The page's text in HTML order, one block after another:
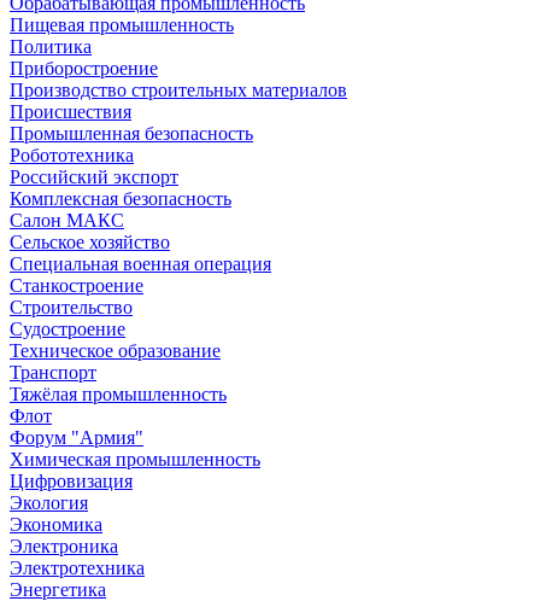
Пищевая промышленность
Политика
Приборостроение
Производство строительных материалов
Происшествия
Промышленная безопасность
Робототехника
Российский экспорт
Комплексная безопасность
Салон МАКС
Сельское хозяйство
Специальная военная операция
Станкостроение
Строительство
Судостроение
Техническое образование
Транспорт
Тяжёлая промышленность
Флот
Форум "Армия"
Химическая промышленность
Цифровизация
Экология
Экономика
Электроника
Электротехника
Энергетика